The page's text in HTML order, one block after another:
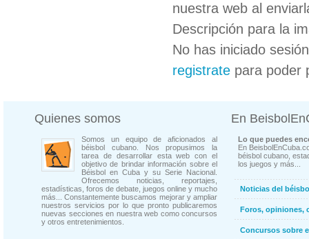
nuestra web al
Descripción para la
No has iniciado
registrate para poder
Quienes somos
Somos un equipo de aficionados al
béisbol cubano. Nos propusimos la
tarea de desarrollar esta web con el
objetivo de brindar información sobre el
Béisbol en Cuba y su Serie Nacional.
Ofrecemos noticias, reportajes,
estadísticas, foros de debate, juegos online y mucho
más... Constantemente buscamos mejorar y ampliar
nuestros servicios por lo que pronto publicaremos
nuevas secciones en nuestra web como concursos
y otros entretenimientos.
En
Lo que puedes
En
béisbol cubano,
los juegos y más...
Noticias del
Foros, opiniones,
Concursos sobre